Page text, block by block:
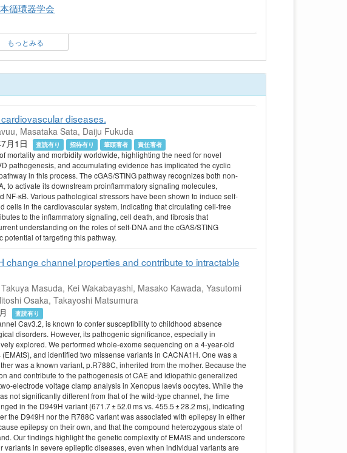
循環器学会
もっとみる
diseases.
Masataka Sata, Daiju Fukuda
月1日
査読有り 招待有り 筆頭著者 責任著者
mortality and morbidity worldwide, highlighting the need for novel
pathogenesis, and accumulating evidence has implicated the cyclic
in this process. The cGAS/STING pathway recognizes both non-
to activate its downstream proinflammatory signaling molecules,
κB. Various pathological stressors have been shown to induce self-
cells in the cardiovascular system, indicating that circulating cell-free
to the inflammatory signaling, cell death, and fibrosis that
understanding on the roles of self-DNA and the cGAS/STING
of targeting this pathway.
change channel properties and contribute to intractable
Masuda, Kei Wakabayashi, Masako Kawada, Yasutomi
Osaka, Takayoshi Matsumura
査読有り
Cav3.2, is known to confer susceptibility to childhood absence
disorders. However, its pathogenic significance, especially in
explored. We performed whole-exome sequencing on a 4-year-old
and identified two missense variants in CACNA1H. One was a
was a known variant, p.R788C, inherited from the mother. Because the
and contribute to the pathogenesis of CAE and idiopathic generalized
electrode voltage clamp analysis in Xenopus laevis oocytes. While the
not significantly different from that of the wild-type channel, the time
in the D949H variant (671.7 ± 52.0 ms vs. 455.5 ± 28.2 ms), indicating
the D949H nor the R788C variant was associated with epilepsy in either
epilepsy on their own, and that the compound heterozygous state of
Our findings highlight the genetic complexity of EMAtS and underscore
in severe epileptic diseases, even when individual variants are